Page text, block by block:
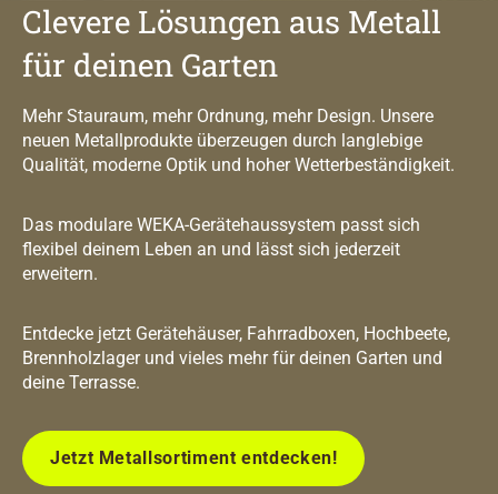
Clevere Lösungen aus Metall
für deinen Garten
Mehr Stauraum, mehr Ordnung, mehr Design. Unsere
neuen Metallprodukte überzeugen durch langlebige
Qualität, moderne Optik und hoher Wetterbeständigkeit.
Das modulare WEKA-Gerätehaussystem passt sich
flexibel deinem Leben an und lässt sich jederzeit
erweitern.
Entdecke jetzt Gerätehäuser, Fahrradboxen, Hochbeete,
Brennholzlager und vieles mehr für deinen Garten und
deine Terrasse.
Jetzt Metallsortiment entdecken!